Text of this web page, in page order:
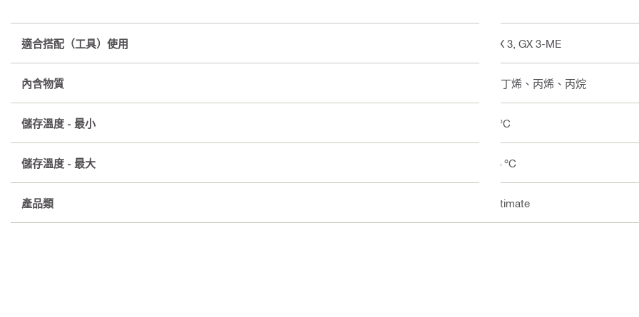
適合搭配（工具）使用 GX 3, GX 3-ME
內含物質 異丁烯、丙烯、丙烷
儲存溫度 - 最小 5 °C
儲存溫度 - 最大 25 °C
產品類 Ultimate